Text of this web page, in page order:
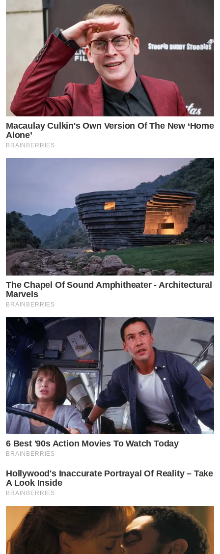
Macaulay Culkin's Own Version Of The New ‘Home
Alone’
BRAINBERRIES
The Chapel Of Sound Amphitheater - Architectural
Marvels
BRAINBERRIES
6 Best '90s Action Movies To Watch Today
BRAINBERRIES
Hollywood's Inaccurate Portrayal Of Reality – Take
A Look Inside
BRAINBERRIES